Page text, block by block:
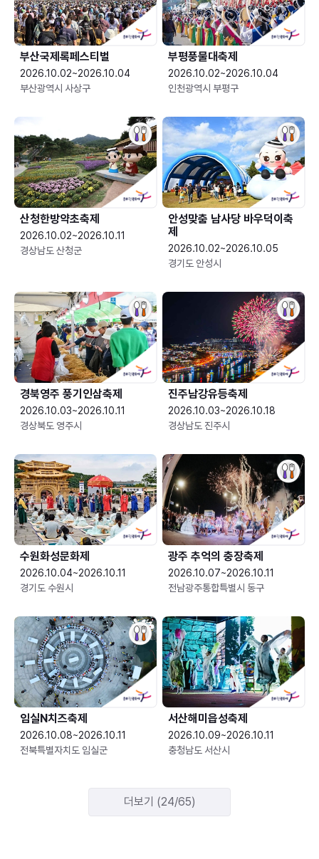
부산국제록페스티벌
2026.10.02~2026.10.04
부산광역시 사상구
부평풍물대축제
2026.10.02~2026.10.04
인천광역시 부평구
산청한방약초축제
2026.10.02~2026.10.11
경상남도 산청군
안성맞춤 남사당 바우덕이축
제
2026.10.02~2026.10.05
경기도 안성시
경북영주 풍기인삼축제
2026.10.03~2026.10.11
경상북도 영주시
진주남강유등축제
2026.10.03~2026.10.18
경상남도 진주시
수원화성문화제
2026.10.04~2026.10.11
경기도 수원시
광주 추억의 충장축제
2026.10.07~2026.10.11
전남광주통합특별시 동구
임실N치즈축제
2026.10.08~2026.10.11
전북특별자치도 임실군
서산해미읍성축제
2026.10.09~2026.10.11
충청남도 서산시
더보기 (24/65)